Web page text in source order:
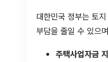
대한민국 정부는 토
부담을 줄일 수 있으
주택사업자금